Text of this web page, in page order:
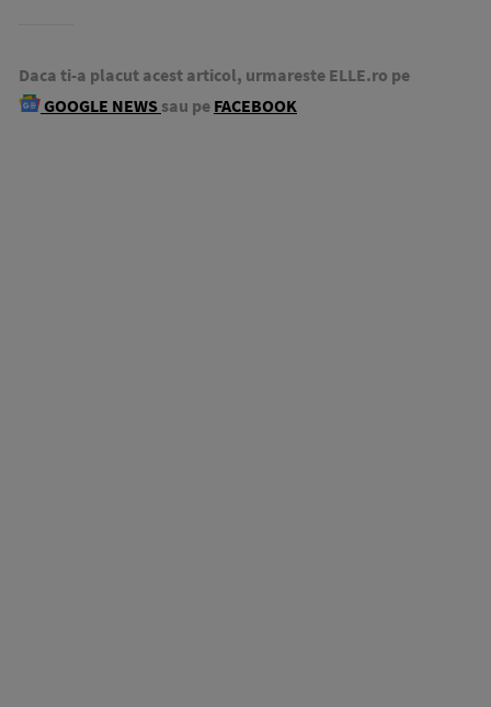
Daca ti-a placut acest articol, urmareste ELLE.ro pe
GOOGLE NEWS sau pe FACEBOOK